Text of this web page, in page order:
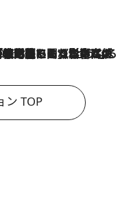
「サーチャージ料の高値が続いている」ホルムズ海峡封鎖による影響はいつまで続く？《エネルギー専門家に聞く“どうなる日本の暮らし”》
ン TOP